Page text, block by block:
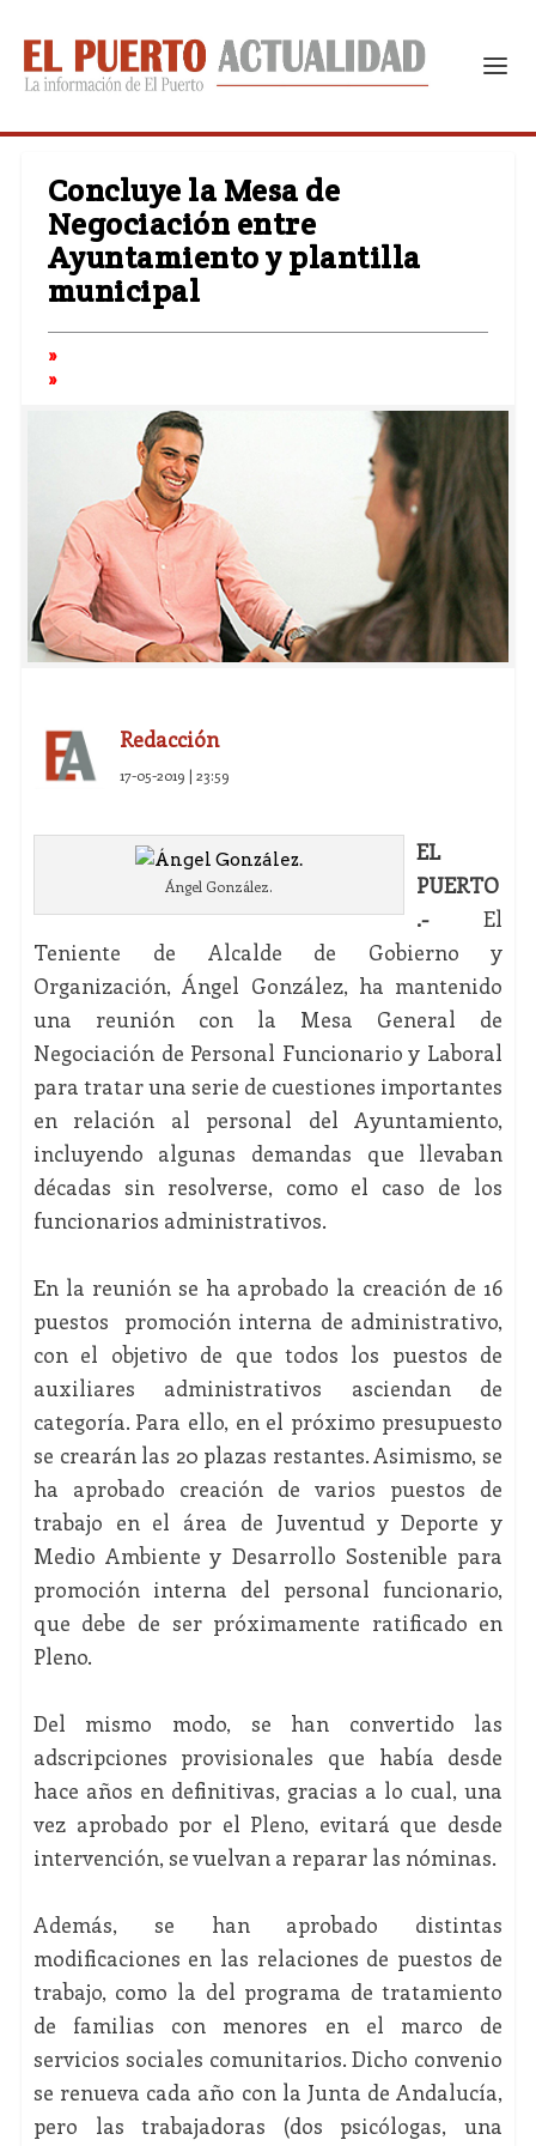
Concluye la Mesa de
Negociación entre
Ayuntamiento y plantilla
municipal
Redacción
17-05-2019 | 23:59
Ángel González.
EL
PUERTO
.-El
Teniente de Alcalde de Gobierno y
Organización, Ángel González, ha mantenido
una reunión con la Mesa General de
Negociación de Personal Funcionario y Laboral
para tratar una serie de cuestiones importantes
en relación al personal del Ayuntamiento,
incluyendo algunas demandas que llevaban
décadas sin resolverse, como el caso de los
funcionarios administrativos.
En la reunión se ha aprobado la creación de 16
puestos promoción interna de administrativo,
con el objetivo de que todos los puestos de
auxiliares administrativos asciendan de
categoría. Para ello, en el próximo presupuesto
se crearán las 20 plazas restantes. Asimismo, se
ha aprobado creación de varios puestos de
trabajo en el área de Juventud y Deporte y
Medio Ambiente y Desarrollo Sostenible para
promoción interna del personal funcionario,
que debe de ser próximamente ratificado en
Pleno.
Del mismo modo, se han convertido las
adscripciones provisionales que había desde
hace años en definitivas, gracias a lo cual, una
vez aprobado por el Pleno, evitará que desde
intervención, se vuelvan a reparar las nóminas.
Además, se han aprobado distintas
modificaciones en las relaciones de puestos de
trabajo, como la del programa de tratamiento
de familias con menores en el marco de
servicios sociales comunitarios. Dicho convenio
se renueva cada año con la Junta de Andalucía,
pero las trabajadoras (dos psicólogas, una